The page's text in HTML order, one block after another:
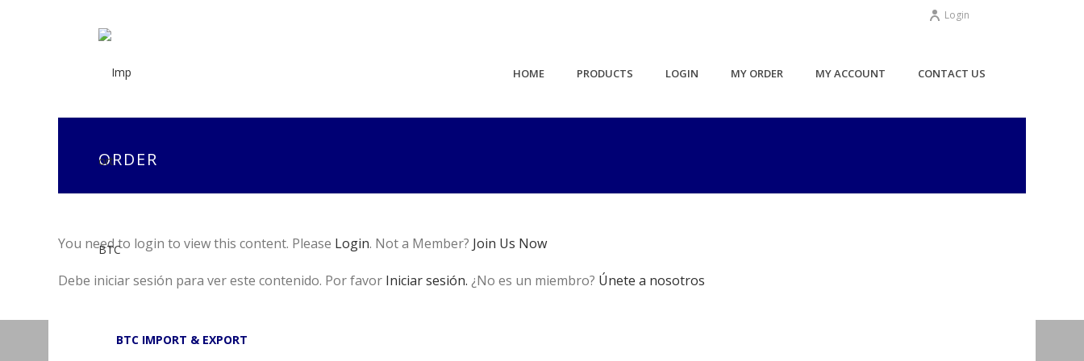
Login
HOME PRODUCTS LOGIN MY ORDER MY ACCOUNT CONTACT US
ORDER
You need to login to view this content. Please Login. Not a Member? Join Us Now
Debe iniciar sesión para ver este contenido. Por favor Iniciar sesión. ¿No es un miembro? Únete a nosotros
BTC IMPORT & EXPORT